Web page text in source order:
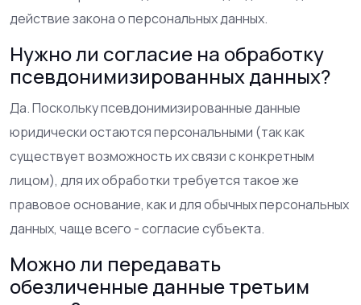
действие закона о персональных данных.
Нужно ли согласие на обработку
псевдонимизированных данных?
Да. Поскольку псевдонимизированные данные
юридически остаются персональными (так как
существует возможность их связи с конкретным
лицом), для их обработки требуется такое же
правовое основание, как и для обычных персональных
данных, чаще всего - согласие субъекта.
Можно ли передавать
обезличенные данные третьим